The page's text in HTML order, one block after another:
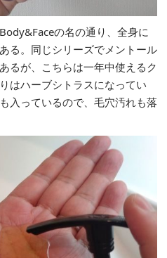
の名の通り、全身に
る。同じシリーズでメントール
るが、こちらは一年中使えるク
はハーブシトラスになってい
入っているので、毛穴汚れも落